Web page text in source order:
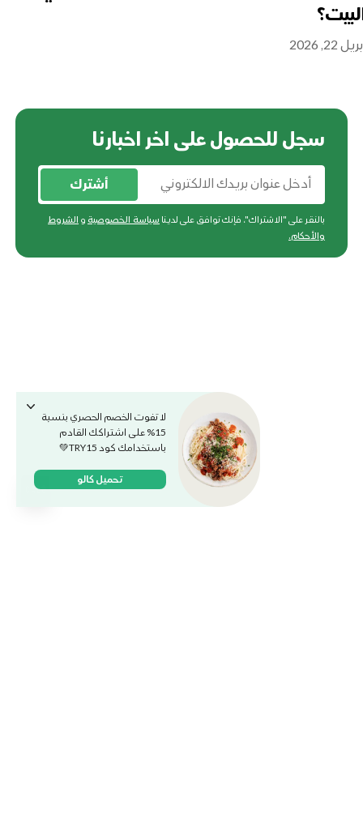
22, 2026
سجل للحصول على اخر اخبارنا
أشترك
بالنقر على "الاشتراك"، فإنك توافق على لدينا سياسة الخصوصية و الشروط
والأحكام.
لا تفوت الخصم الحصري بنسبة
15% على اشتراكك القادم
باستخدامك كود TRY15💚
تحميل كالو